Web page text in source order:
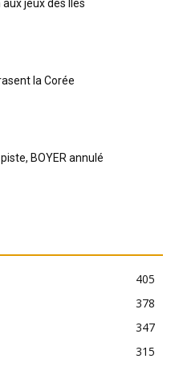
aux jeux des Iles
la Corée
BOYER annulé
405
378
347
315